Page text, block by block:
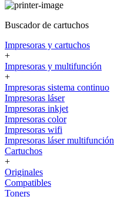
Buscador de cartuchos
Impresoras y cartuchos
+
Impresoras y multifunción
+
Impresoras sistema continuo
Impresoras láser
Impresoras inkjet
Impresoras color
Impresoras wifi
Impresoras láser multifunción
Cartuchos
+
Originales
Compatibles
Toners